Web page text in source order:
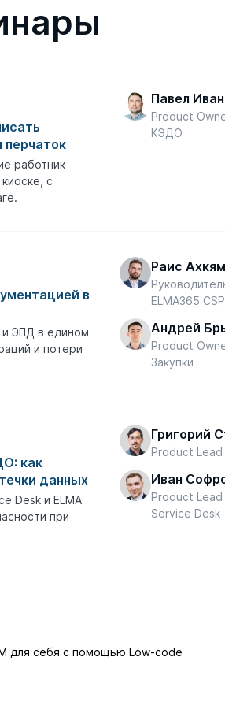
перчаток
работник
с
Павел
Product
КЭДО
в
и ЭПД в едином
и потери
Раис
ELMA365 CSP
Андрей
Product
Закупки
как
данных
Desk и ELMA
при
Григорий
Product Lead
Иван
Product Lead
Service Desk
для себя с помощью Low-code